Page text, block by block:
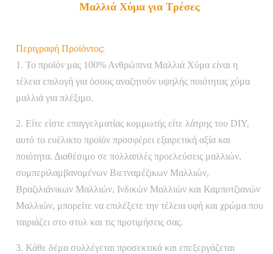
Μαλλιά Χύμα για Τρέσες
Περιγραφή Προϊόντος:
1. Το προϊόν μας 100% Ανθρώπινα Μαλλιά Χύμα είναι η
τέλεια επιλογή για όσους αναζητούν υψηλής ποιότητας χύμα
μαλλιά για πλέξιμο.
2. Είτε είστε επαγγελματίας κομμωτής είτε λάτρης του DIY,
αυτό το ευέλικτο προϊόν προσφέρει εξαιρετική αξία και
ποιότητα. Διαθέσιμο σε πολλαπλές προελεύσεις μαλλιών,
συμπεριλαμβανομένων Βιετναμέζικων Μαλλιών,
Βραζιλιάνικων Μαλλιών, Ινδικών Μαλλιών και Καμποτζιανών
Μαλλιών, μπορείτε να επιλέξετε την τέλεια υφή και χρώμα που
ταιριάζει στο στυλ και τις προτιμήσεις σας.
3. Κάθε δέμα συλλέγεται προσεκτικά και επεξεργάζεται